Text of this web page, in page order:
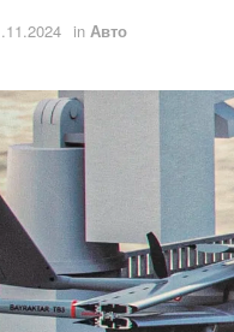
in Авто